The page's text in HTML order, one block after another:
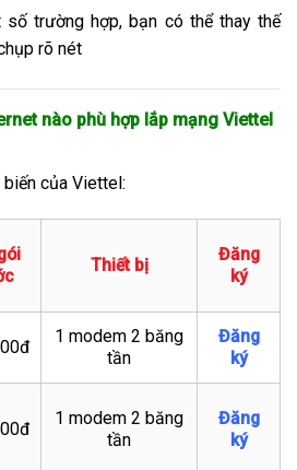
số trường hợp, bạn có thể thay thế
rõ nét
nào phù hợp lắp mạng Viettel
của Viettel:
Thiết bị
Đăng
ký
1 modem 2 băng
tần
Đăng
ký
1 modem 2 băng
tần
Đăng
ký